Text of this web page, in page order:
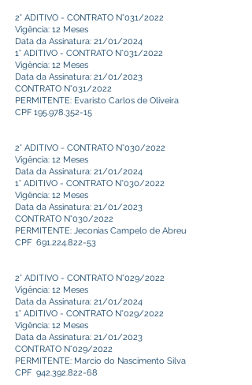
2° ADITIVO - CONTRATO N°031/2022
Vigência: 12 Meses
Data da Assinatura: 21/01/2024
1° ADITIVO - CONTRATO N°031/2022
Vigência: 12 Meses
Data da Assinatura: 21/01/2023
CONTRATO N°031/2022
PERMITENTE: Evaristo Carlos de Oliveira
CPF 195.978.352-15
2° ADITIVO - CONTRATO N°030/2022
Vigência: 12 Meses
Data da Assinatura: 21/01/2024
1° ADITIVO - CONTRATO N°030/2022
Vigência: 12 Meses
Data da Assinatura: 21/01/2023
CONTRATO N°030/2022
PERMITENTE: Jeconias Campelo de Abreu
CPF 691.224.822-53
2° ADITIVO - CONTRATO N°029/2022
Vigência: 12 Meses
Data da Assinatura: 21/01/2024
1° ADITIVO - CONTRATO N°029/2022
Vigência: 12 Meses
Data da Assinatura: 21/01/2023
CONTRATO N°029/2022
PERMITENTE: Marcio do Nascimento Silva
CPF 942.392.822-68